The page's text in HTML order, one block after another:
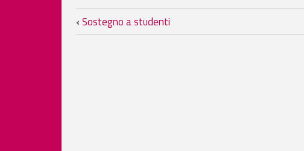
Link di attraversamento
‹Sostegno a studenti